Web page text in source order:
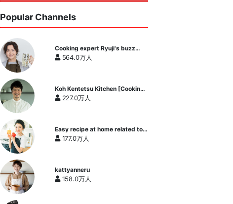
Popular Channels
Cooking expert Ryuji's buzz
recipe
564.0万人
Koh Kentetsu Kitchen [Cooking
expert Koh Kentetsu official
channel]
227.0万人
Easy recipe at home related to
cooking researcher / Yukari's
Kitchen
177.0万人
kattyanneru
158.0万人